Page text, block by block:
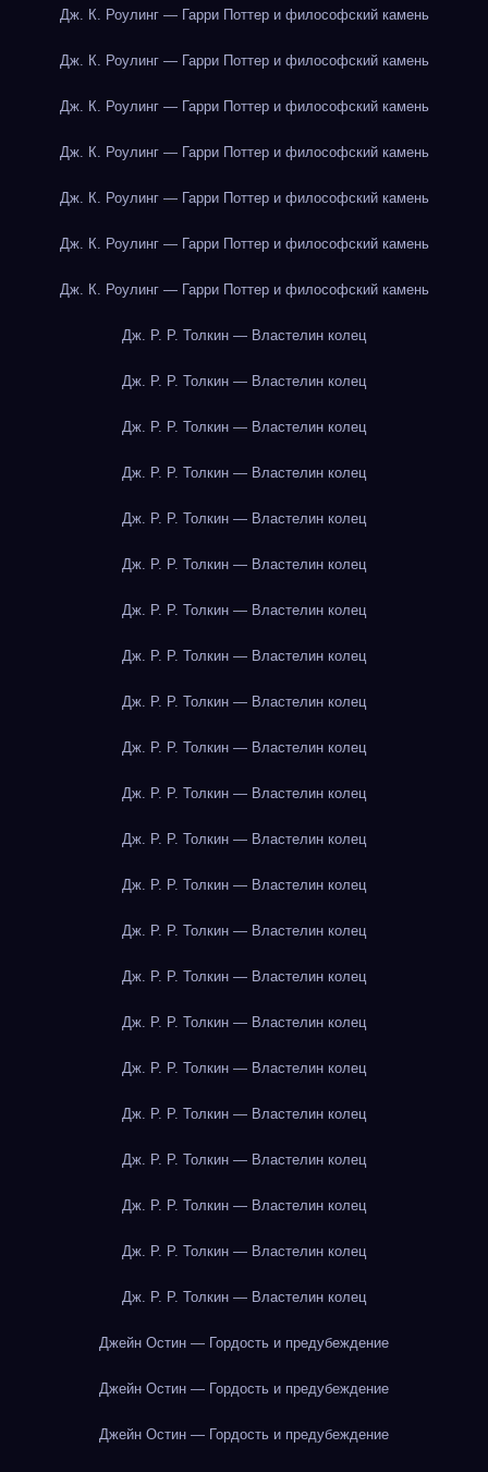
Дж. К. Роулинг — Гарри Поттер и философский камень
Дж. К. Роулинг — Гарри Поттер и философский камень
Дж. К. Роулинг — Гарри Поттер и философский камень
Дж. К. Роулинг — Гарри Поттер и философский камень
Дж. К. Роулинг — Гарри Поттер и философский камень
Дж. К. Роулинг — Гарри Поттер и философский камень
Дж. К. Роулинг — Гарри Поттер и философский камень
Дж. Р. Р. Толкин — Властелин колец
Дж. Р. Р. Толкин — Властелин колец
Дж. Р. Р. Толкин — Властелин колец
Дж. Р. Р. Толкин — Властелин колец
Дж. Р. Р. Толкин — Властелин колец
Дж. Р. Р. Толкин — Властелин колец
Дж. Р. Р. Толкин — Властелин колец
Дж. Р. Р. Толкин — Властелин колец
Дж. Р. Р. Толкин — Властелин колец
Дж. Р. Р. Толкин — Властелин колец
Дж. Р. Р. Толкин — Властелин колец
Дж. Р. Р. Толкин — Властелин колец
Дж. Р. Р. Толкин — Властелин колец
Дж. Р. Р. Толкин — Властелин колец
Дж. Р. Р. Толкин — Властелин колец
Дж. Р. Р. Толкин — Властелин колец
Дж. Р. Р. Толкин — Властелин колец
Дж. Р. Р. Толкин — Властелин колец
Дж. Р. Р. Толкин — Властелин колец
Дж. Р. Р. Толкин — Властелин колец
Дж. Р. Р. Толкин — Властелин колец
Дж. Р. Р. Толкин — Властелин колец
Джейн Остин — Гордость и предубеждение
Джейн Остин — Гордость и предубеждение
Джейн Остин — Гордость и предубеждение